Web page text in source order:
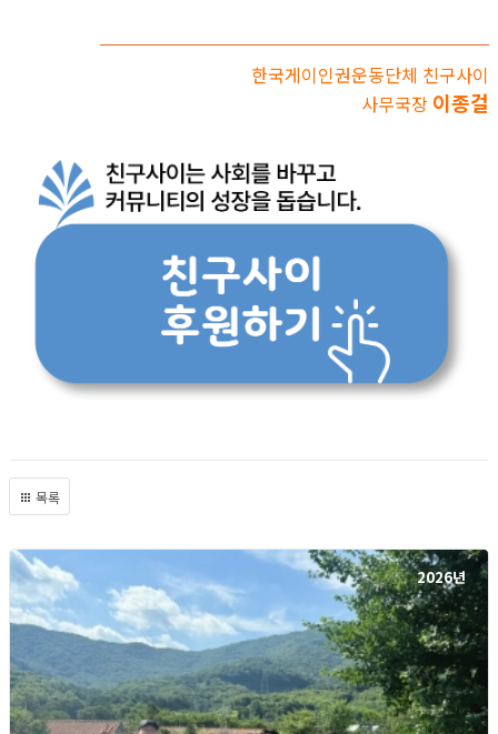
한국게이인권운동단체 친구사이
사무국장 이종걸
목록
2026년